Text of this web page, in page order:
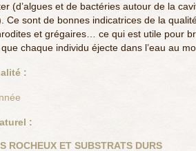
(d’algues et de bactéries autour de la
Ce sont de bonnes indicatrices de la
et grégaires… ce qui est utile pour
chaque individu éjecte dans l’eau au
:
:
ROCHEUX ET SUBSTRATS DURS